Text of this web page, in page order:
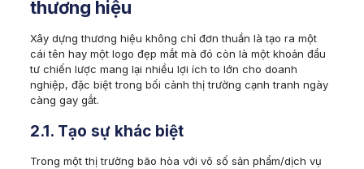
thương hiệu
Xây dựng thương hiệu không chỉ đơn thuần là tạo ra một
cái tên hay một logo đẹp mắt mà đó còn là một khoản đầu
tư chiến lược mang lại nhiều lợi ích to lớn cho doanh
nghiệp, đặc biệt trong bối cảnh thị trường cạnh tranh ngày
càng gay gắt.
2.1. Tạo sự khác biệt
Trong một thị trường bão hòa với vô số sản phẩm/dịch vụ